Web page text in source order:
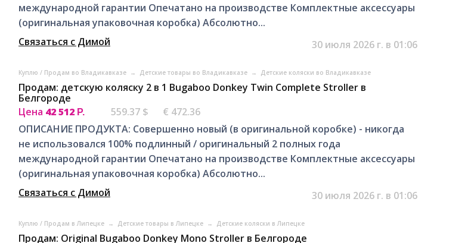
международной гарантии Опечатано на производстве Комплектные аксессуары
(оригинальная упаковочная коробка) Абсолютно...
Связаться с Димой
30 июля 2026 г. в 01:06
Куплю / Продам во Владикавказе → Детские товары во Владикавказе → Детские коляски во Владикавказе
Продам: детскую коляску 2 в 1 Bugaboo Donkey Twin Complete Stroller в
Белгороде
Цена 42 512 Р. 559.37 $
€ 472.36
ОПИСАНИЕ ПРОДУКТА: Совершенно новый (в оригинальной коробке) - никогда
не использовался 100% подлинный / оригинальный 2 полных года
международной гарантии Опечатано на производстве Комплектные аксессуары
(оригинальная упаковочная коробка) Абсолютно...
Связаться с Димой
30 июля 2026 г. в 01:06
Куплю / Продам в Липецке → Детские товары в Липецке → Детские коляски в Липецке
Продам: Original Bugaboo Donkey Mono Stroller в Белгороде